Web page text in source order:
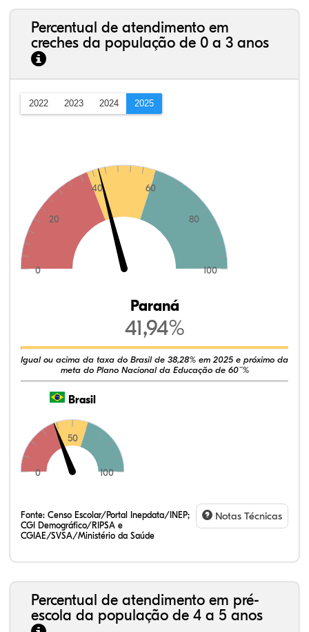
Percentual de atendimento em
creches da população de 0 a 3 anos
2022 2023 2024 2025
0
20
40 60
80
100
Paraná
41,94%
Igual ou acima da taxa do Brasil de 38,28% em 2025 e próximo da
meta do Plano Nacional da Educação de 60¨%
Brasil
0
50
100
Fonte: Censo Escolar/Portal Inepdata/INEP;
CGI Demográfico/RIPSA e
CGIAE/SVSA/Ministério da Saúde
Notas Técnicas
Percentual de atendimento em pré-
escola da população de 4 a 5 anos